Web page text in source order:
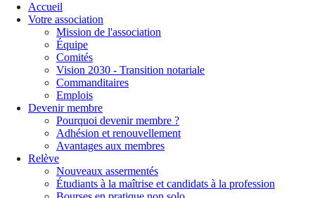
Accueil
Votre association
Mission de l'association
Équipe
Comités
Vision 2030 - Transition notariale
Commanditaires
Emplois
Devenir membre
Pourquoi devenir membre ?
Adhésion et renouvellement
Avantages aux membres
Relève
Nouveaux assermentés
Étudiants à la maîtrise et candidats à la profession